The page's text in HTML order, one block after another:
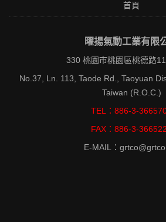
首頁
曜揚氣動工業有限
330 桃園市桃園區桃德路
No.37, Ln. 113, Taode Rd., Taoyuan
Taiwan (R.O.C.)
TEL：886-3-
FAX：886-3-
E-MAIL：